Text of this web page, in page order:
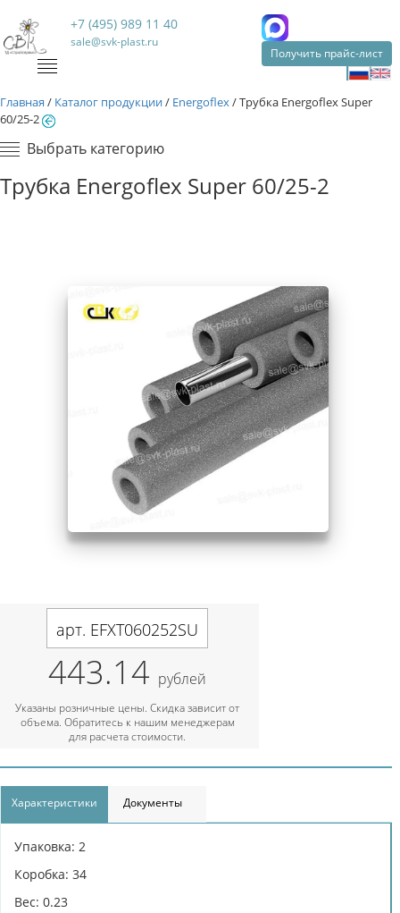
+7 (495) 989 11 40
sale@svk-plast.ru
Получить прайс-лист
Главная / Каталог продукции/ Energoflex/Трубка Energoflex Super
60/25-2
Выбрать категорию
Трубка Energoflex Super 60/25-2
арт. EFXT060252SU
443.14 рублей
Указаны розничные цены. Скидка зависит от
объема. Обратитесь к нашим менеджерам
для расчета стоимости.
Характеристики Документы
Упаковка: 2
Коробка: 34
Вес: 0.23